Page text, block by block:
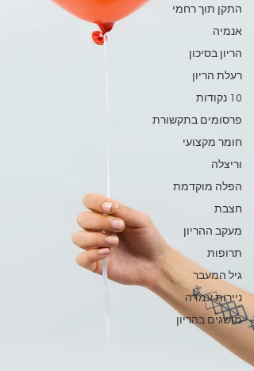
התקן תוך רחמי
אנמיה
הריון בסיכון
רעלת הריון
10 נקודות
פרסומים בתקשורת
חומר מקצועי
וריצלה
הפלה מוקדמת
חצבת
מעקב ההריון
תרופות
גיל המעבר
ניירות עמדה
מושגים בהריון